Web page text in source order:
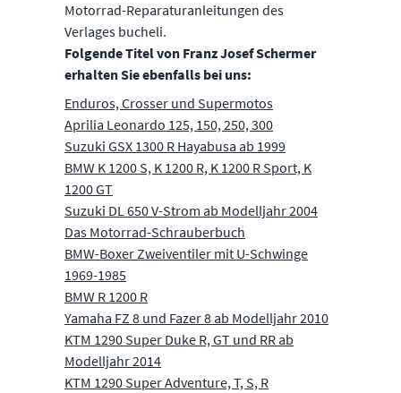
Motorrad-Reparaturanleitungen des
Verlages bucheli.
Folgende Titel von Franz Josef Schermer
erhalten Sie ebenfalls bei uns:
Enduros, Crosser und Supermotos
Aprilia Leonardo 125, 150, 250, 300
Suzuki GSX 1300 R Hayabusa ab 1999
BMW K 1200 S, K 1200 R, K 1200 R Sport, K
1200 GT
Suzuki DL 650 V-Strom ab Modelljahr 2004
Das Motorrad-Schrauberbuch
BMW-Boxer Zweiventiler mit U-Schwinge
1969-1985
BMW R 1200 R
Yamaha FZ 8 und Fazer 8 ab Modelljahr 2010
KTM 1290 Super Duke R, GT und RR ab
Modelljahr 2014
KTM 1290 Super Adventure, T, S, R